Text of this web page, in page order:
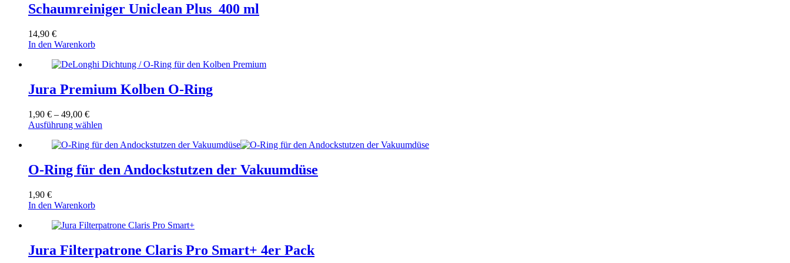
Schaumreiniger Uniclean Plus 400 ml
14,90 €
In den Warenkorb
Jura Premium Kolben O-Ring
1,90 € – 49,00 €Preisspanne:
1,90 €
49,00 €
Ausführung wählen
weist
Varianten
auf.
der
gewählt
O-Ring für den Andockstutzen der Vakuumdüse
1,90 €
In den Warenkorb
Jura Filterpatrone Claris Pro Smart+ 4er Pack